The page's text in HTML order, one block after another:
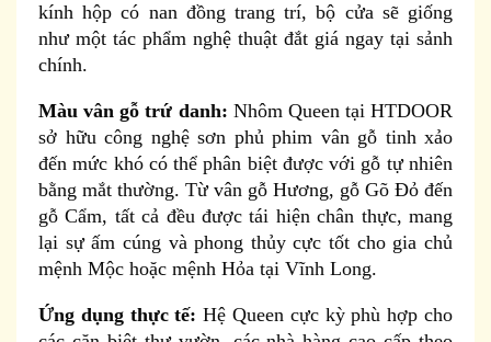
kính hộp có nan đồng trang trí, bộ cửa sẽ giống
như một tác phẩm nghệ thuật đắt giá ngay tại sảnh
chính.
Màu vân gỗ trứ danh: Nhôm Queen tại HTDOOR
sở hữu công nghệ sơn phủ phim vân gỗ tinh xảo
đến mức khó có thể phân biệt được với gỗ tự nhiên
bằng mắt thường. Từ vân gỗ Hương, gỗ Gõ Đỏ đến
gỗ Cẩm, tất cả đều được tái hiện chân thực, mang
lại sự ấm cúng và phong thủy cực tốt cho gia chủ
mệnh Mộc hoặc mệnh Hỏa tại Vĩnh Long.
Ứng dụng thực tế: Hệ Queen cực kỳ phù hợp cho